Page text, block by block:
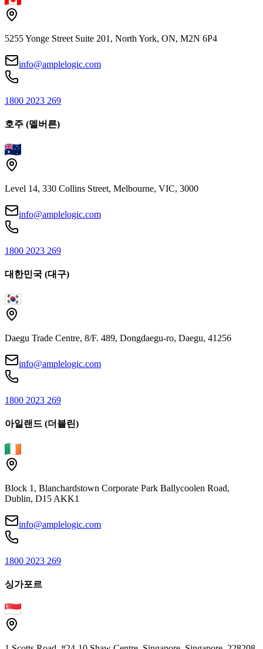
5255 Yonge Street Suite 201, North York, ON, M2N 6P4
info@amplelogic.com
1800 2023 269
호주 (멜버른)
Level 14, 330 Collins Street, Melbourne, VIC, 3000
info@amplelogic.com
1800 2023 269
대한민국 (대구)
Daegu Trade Centre, 8/F. 489, Dongdaegu-ro, Daegu, 41256
info@amplelogic.com
1800 2023 269
아일랜드 (더블린)
Block 1, Blanchardstown Corporate Park Ballycoolen Road,
Dublin, D15 AKK1
info@amplelogic.com
1800 2023 269
싱가포르